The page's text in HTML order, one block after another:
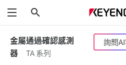
功能表
金屬通過確認感測
器
TA 系列
詢問